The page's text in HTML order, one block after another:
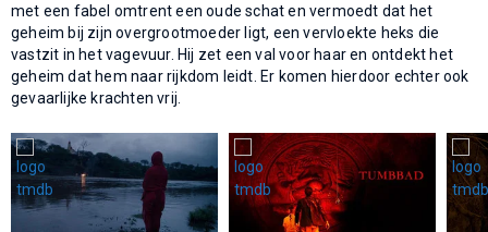
met een fabel omtrent een oude schat en vermoedt dat het
geheim bij zijn overgrootmoeder ligt, een vervloekte heks die
vastzit in het vagevuur. Hij zet een val voor haar en ontdekt het
geheim dat hem naar rijkdom leidt. Er komen hierdoor echter ook
gevaarlijke krachten vrij.